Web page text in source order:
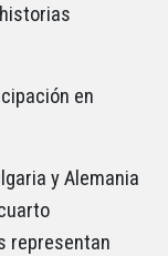
en
y Alemania
representan